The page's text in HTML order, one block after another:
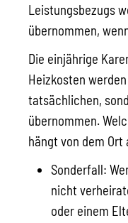
Leistungsbezugs
übernommen,
Die einjährige
Heizkosten
tatsächlichen,
übernommen.
hängt von dem Ort
Sonderfall:
nicht
oder einem